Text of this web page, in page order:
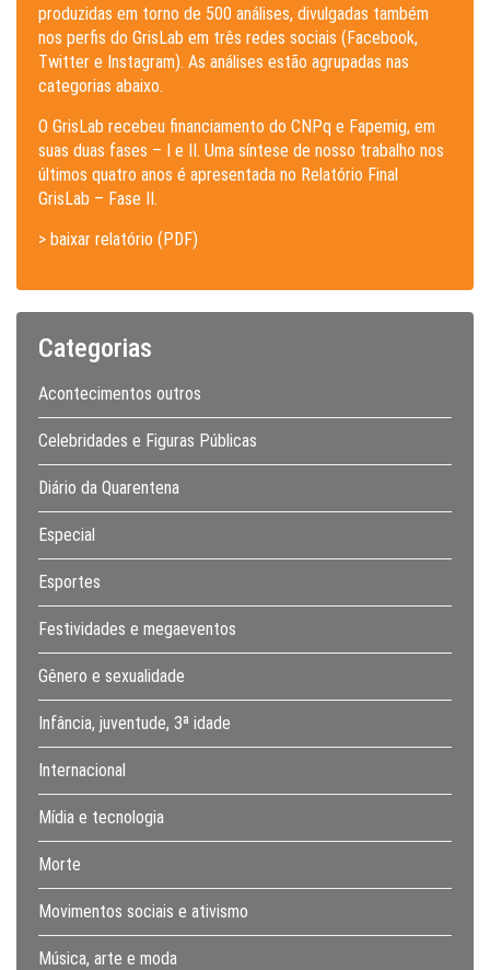
produzidas em torno de 500 análises, divulgadas também
nos perfis do GrisLab em três redes sociais (Facebook,
Twitter e Instagram). As análises estão agrupadas nas
categorias abaixo.
O GrisLab recebeu financiamento do CNPq e Fapemig, em
suas duas fases – I e II. Uma síntese de nosso trabalho nos
últimos quatro anos é apresentada no Relatório Final
GrisLab – Fase II.
> baixar relatório (PDF)
Categorias
Acontecimentos outros
Celebridades e Figuras Públicas
Diário da Quarentena
Especial
Esportes
Festividades e megaeventos
Gênero e sexualidade
Infância, juventude, 3ª idade
Internacional
Mídia e tecnologia
Morte
Movimentos sociais e ativismo
Música, arte e moda